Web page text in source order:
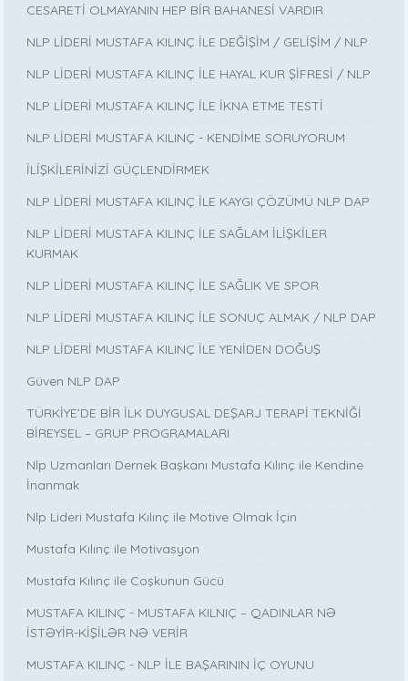
CESARETİ OLMAYANIN HEP BİR BAHANESİ VARDIR
NLP LİDERİ MUSTAFA KILINÇ İLE DEĞİŞİM / GELİŞİM / NLP
NLP LİDERİ MUSTAFA KILINÇ İLE HAYAL KUR ŞİFRESİ / NLP
NLP LİDERİ MUSTAFA KILINÇ İLE İKNA ETME TESTİ
NLP LİDERİ MUSTAFA KILINÇ - KENDİME SORUYORUM
İLİŞKİLERİNİZİ GÜÇLENDİRMEK
NLP LİDERİ MUSTAFA KILINÇ İLE KAYGI ÇÖZÜMÜ NLP DAP
NLP LİDERİ MUSTAFA KILINÇ İLE SAĞLAM İLİŞKİLER
KURMAK
NLP LİDERİ MUSTAFA KILINÇ İLE SAĞLIK VE SPOR
NLP LİDERİ MUSTAFA KILINÇ İLE SONUÇ ALMAK / NLP DAP
NLP LİDERİ MUSTAFA KILINÇ İLE YENİDEN DOĞUŞ
Güven NLP DAP
TÜRKİYE’DE BİR İLK DUYGUSAL DEŞARJ TERAPİ TEKNİĞİ
BİREYSEL – GRUP PROGRAMALARI
Nlp Uzmanları Dernek Başkanı Mustafa Kılınç ile Kendine
İnanmak
Nlp Lideri Mustafa Kılınç ile Motive Olmak İçin
Mustafa Kılınç ile Motivasyon
Mustafa Kılınç ile Coşkunun Gücü
MUSTAFA KILINÇ - MUSTAFA KILNIÇ – QADINLAR NƏ
İSTƏYİR-KİŞİLƏR NƏ VERİR
MUSTAFA KILINÇ - NLP İLE BAŞARININ İÇ OYUNU